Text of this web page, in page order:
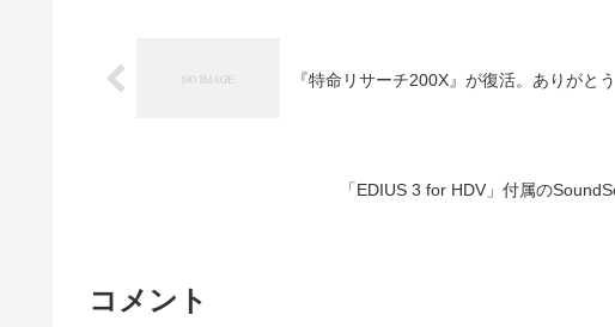
『特命リサーチ200X』が復活。ありがと
「EDIUS 3 for HDV」付属の
コメント